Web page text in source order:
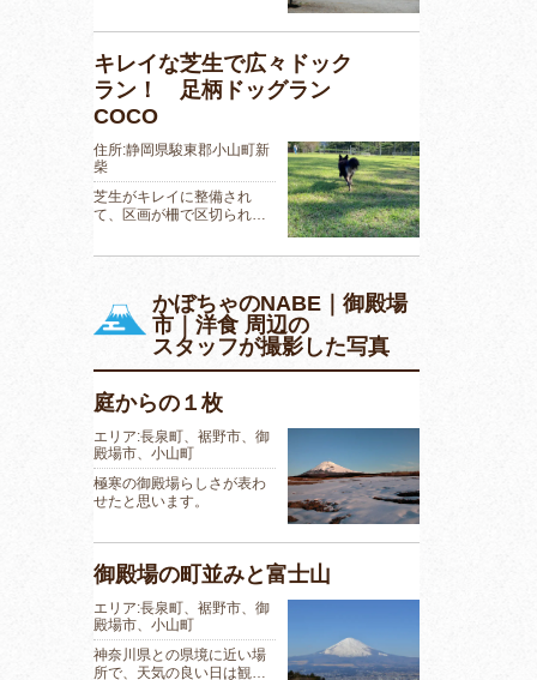
キレイな芝生で広々ドック
ラン！ 足柄ドッグラン
COCO
住所:静岡県駿東郡小山町新
柴
芝生がキレイに整備され
て、区画が柵で区切られ…
かぼちゃのNABE｜御殿場
市｜洋食 周辺の
スタッフが撮影した写真
庭からの１枚
エリア:長泉町、裾野市、御
殿場市、小山町
極寒の御殿場らしさが表わ
せたと思います。
御殿場の町並みと富士山
エリア:長泉町、裾野市、御
殿場市、小山町
神奈川県との県境に近い場
所で、天気の良い日は観…